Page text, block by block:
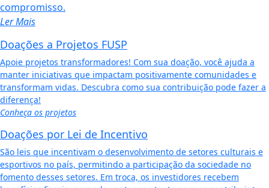
compromisso.
Ler Mais
Doações a Projetos FUSP
Apoie projetos transformadores! Com sua doação, você ajuda a
manter iniciativas que impactam positivamente comunidades e
transformam vidas. Descubra como sua contribuição pode fazer a
diferença!
Conheça os projetos
Doações por Lei de Incentivo
São leis que incentivam o desenvolvimento de setores culturais e
esportivos no país, permitindo a participação da sociedade no
fomento desses setores. Em troca, os investidores recebem